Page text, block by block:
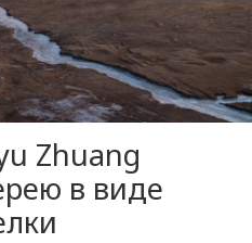
Zhuang
в виде